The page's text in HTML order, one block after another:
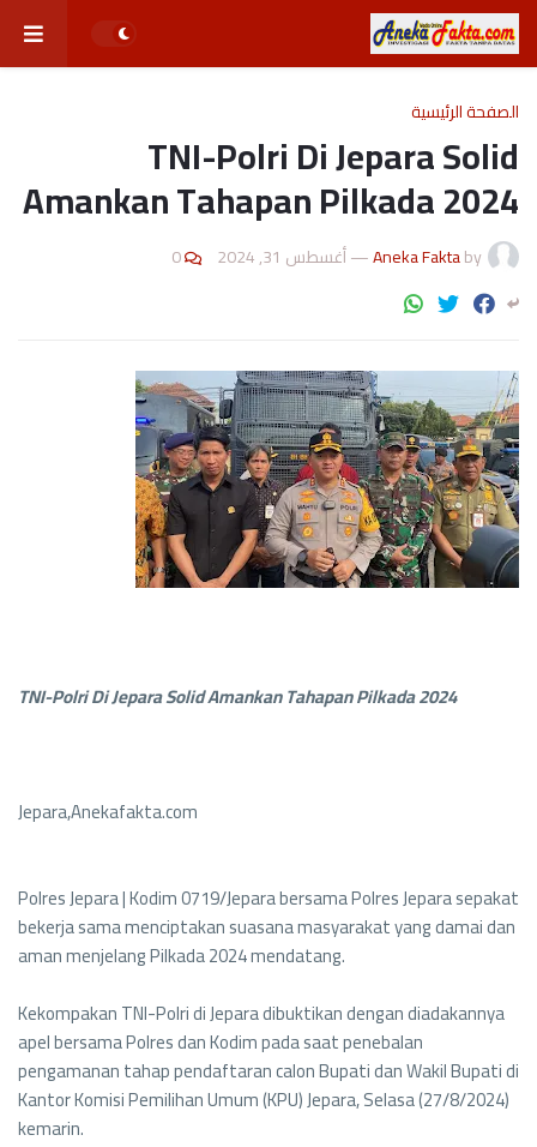
الصفحة الرئيسية
TNI-Polri Di Jepara Solid
Amankan Tahapan Pilkada 2024
by
Aneka Fakta
—أغسطس 31, 2024 0
TNI-Polri Di Jepara Solid Amankan Tahapan Pilkada 2024
Jepara,Anekafakta.com
Polres Jepara | Kodim 0719/Jepara bersama Polres Jepara sepakat
bekerja sama menciptakan suasana masyarakat yang damai dan
aman menjelang Pilkada 2024 mendatang.
Kekompakan TNI-Polri di Jepara dibuktikan dengan diadakannya
apel bersama Polres dan Kodim pada saat penebalan
pengamanan tahap pendaftaran calon Bupati dan Wakil Bupati di
Kantor Komisi Pemilihan Umum (KPU) Jepara, Selasa (27/8/2024)
kemarin.